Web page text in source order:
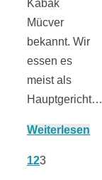
Kabak
Mücver
bekannt. Wir
essen es
meist als
Hauptgericht…
Weiterlesen
123